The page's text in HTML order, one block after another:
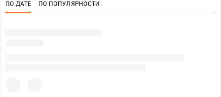
ПО ДАТЕ ПО ПОПУЛЯРНОСТИ